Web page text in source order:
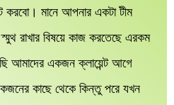
মানে আপনার একটা টীম
রাখার বিষয়ে কাজ করতেছে এরকম
আমাদের একজন ক্লায়েন্ট আগে
কাছে থেকে কিন্তু পরে যখন